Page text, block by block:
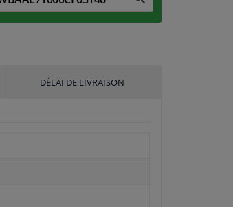
DÉLAI DE LIVRAISON